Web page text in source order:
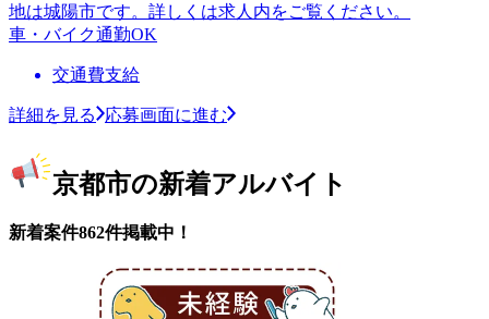
地は城陽市です。詳しくは求人内をご覧ください。
車・バイク通勤OK
交通費支給
詳細を見る 応募画面に進む
京都市の新着アルバイト
新着案件862件掲載中！